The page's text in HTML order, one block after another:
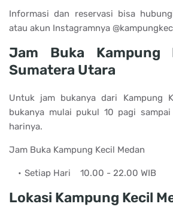
Informasi dan reservasi bisa
atau akun Instagramnya
Jam Buka Kampung
Sumatera Utara
Untuk jam bukanya dari Kampung
bukanya mulai pukul 10 pagi
harinya.
Jam Buka Kampung Kecil Medan
Setiap Hari 10.00 - 22.00 WIB
Lokasi Kampung Kecil